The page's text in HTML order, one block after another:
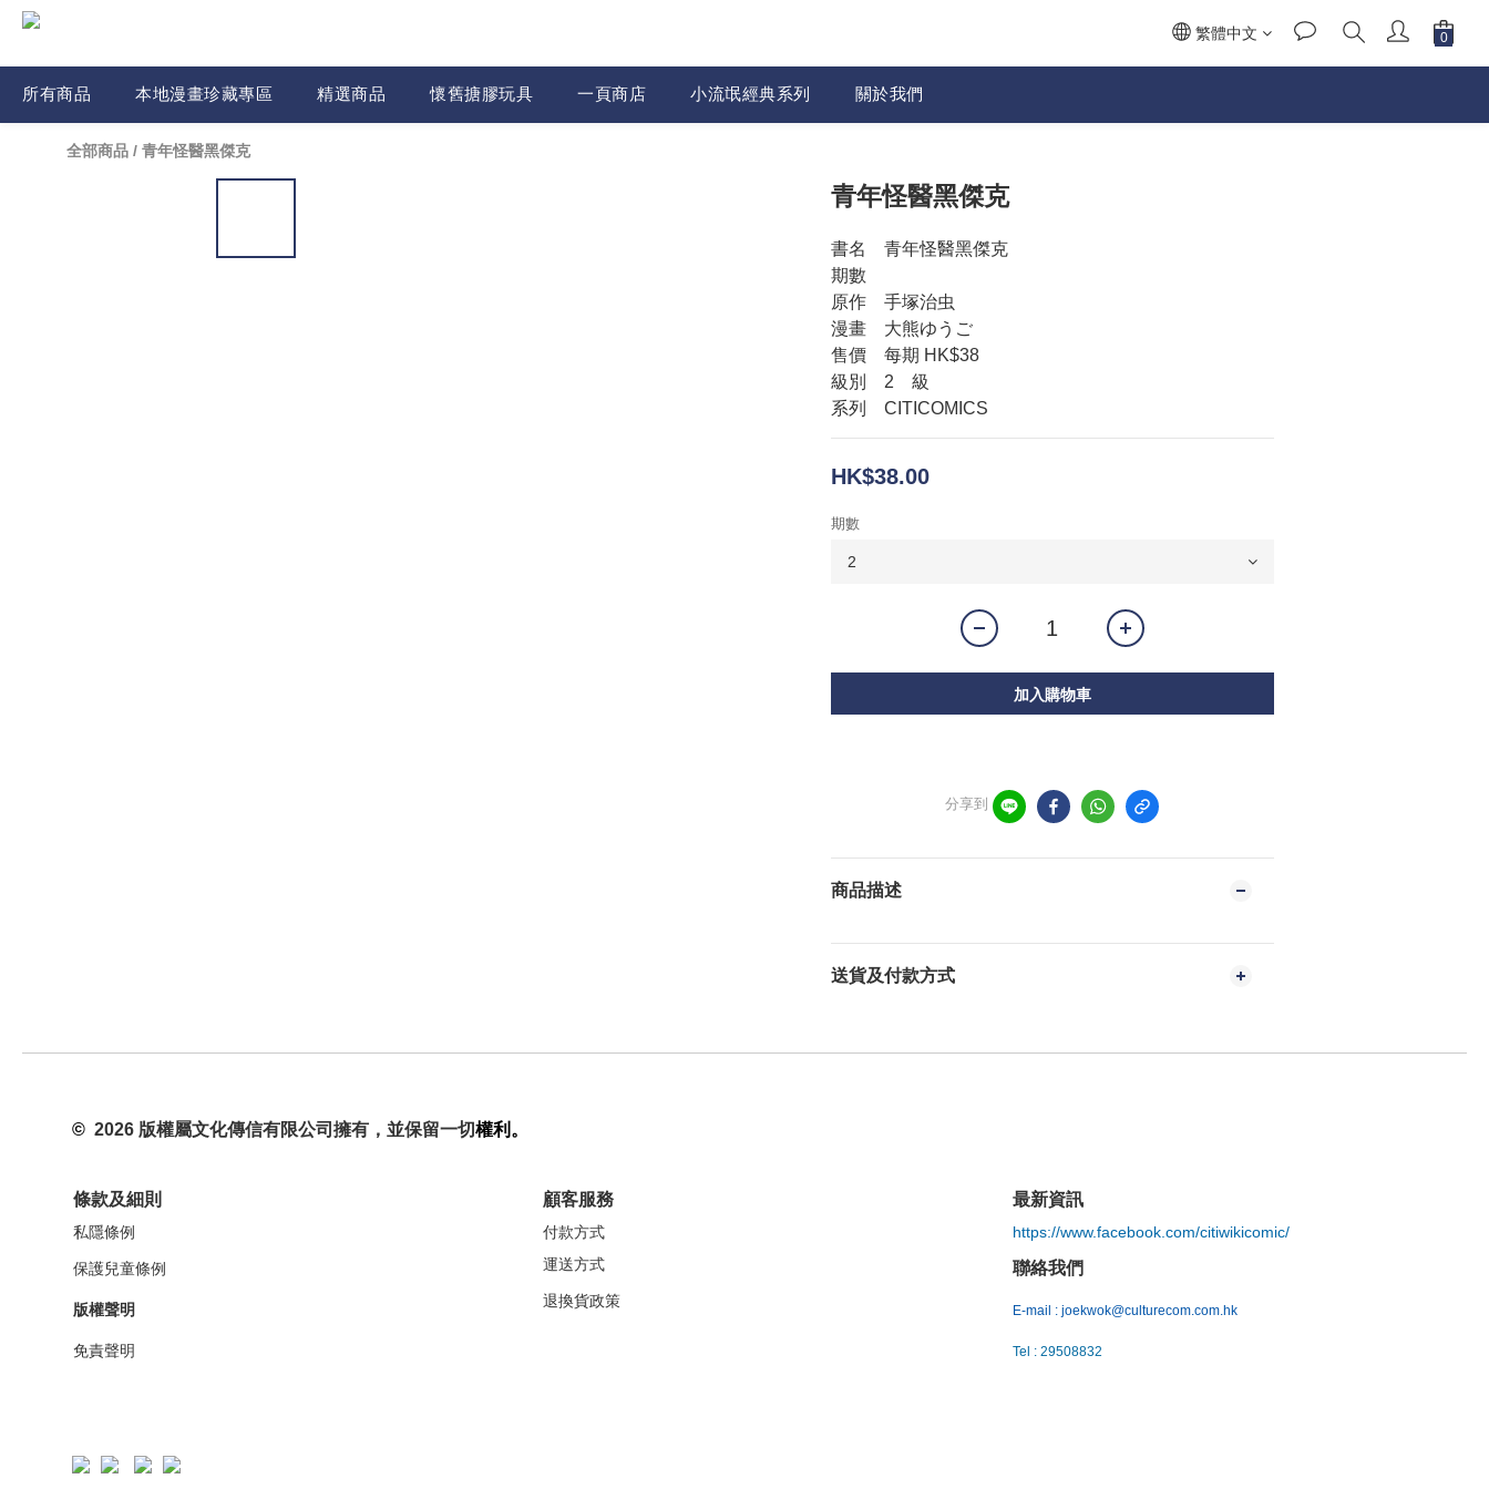
繁體中文
所有商品 本地漫畫珍藏專區 精選商品 懷舊搪膠玩具 一頁商店 小流氓經典系列 關於我們
全部商品 / 青年怪醫黑傑克
青年怪醫黑傑克
書名　青年怪醫黑傑克
期數
原作　手塚治虫
漫畫　大熊ゆうご
售價　每期 HK$38
級別　2　級
系列　CITICOMICS
HK$38.00
期數
加入購物車
分享到
商品描述
送貨及付款方式
© 2026 版權屬文化傳信有限公司擁有，並保留一切權利。
條款及細則
私隱條例
保護兒童條例
版權聲明
免責聲明
顧客服務
付款方式
運送方式
退換貨政策
最新資訊
https://www.facebook.com/citiwikicomic/
聯絡我們
E-mail : joekwok@culturecom.com.hk
Tel : 29508832